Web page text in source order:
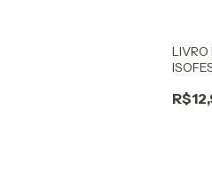
LIVRO